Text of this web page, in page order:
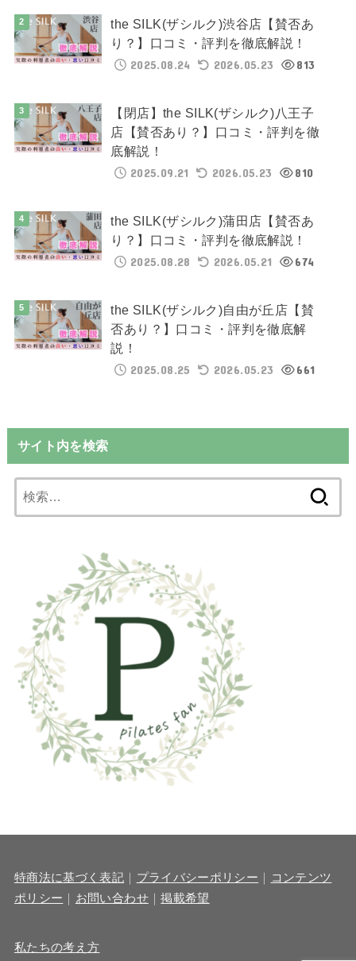
the SILK(ザシルク)渋谷店【賛否あ
り？】口コミ・評判を徹底解説！
2025.08.24
2026.05.23 813
【閉店】the SILK(ザシルク)八王子
店【賛否あり？】口コミ・評判を徹
底解説！
2025.09.21
2026.05.23 810
the SILK(ザシルク)蒲田店【賛否あ
り？】口コミ・評判を徹底解説！
2025.08.28
2026.05.21 674
the SILK(ザシルク)自由が丘店【賛
否あり？】口コミ・評判を徹底解
説！
2025.08.25
2026.05.23 661
サイト内を検索
索:
特商法に基づく表記 プライバシーポリシー
コンテンツ
ポリシー
お問い合わせ｜掲載希望
私たちの考え方